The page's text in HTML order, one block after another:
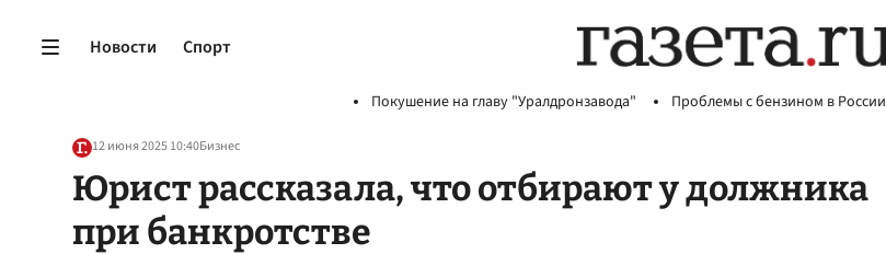
Новости Спорт
Покушение на главу "Уралдронзавода" Проблемы с бензином в России
12 июня 2025 10:40Бизнес
Юрист рассказала, что отбирают у должника
при банкротстве